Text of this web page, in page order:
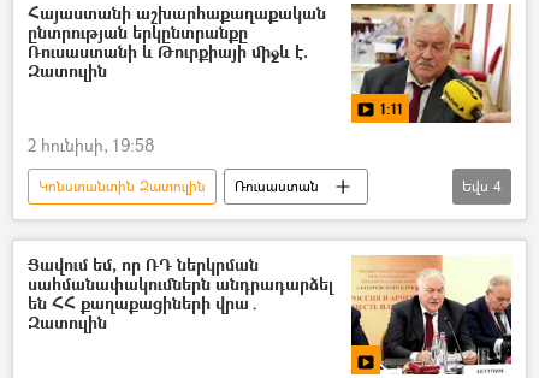
Հայաստանի աշխարհաքաղաքական
ընտրության երկընտրանքը
Ռուսաստանի և Թուրքիայի միջև է.
Զատուլին
1:11
2 հունիսի, 19:58
Կոնստանտին Զատուլին
Ռուսաստան
Հայաստան-Ռուսաստան համագործակցություն
Թուրքիա
Տեսանյութեր
տեսանյութ
Եվս 4
Ցավում եմ, որ ՌԴ ներկրման
սահմանափակումներն անդրադարձել
են ՀՀ քաղաքացիների վրա․
Զատուլին